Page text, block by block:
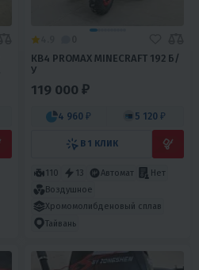
КВ4 PROMAX MINECRAFT 192 Б/
У
119 000 ₽
4 960 ₽ 5 120 ₽
В 1 КЛИК
110 13 Автомат
Нет
Воздушное
Хромомолибденовый сплав
Тайвань